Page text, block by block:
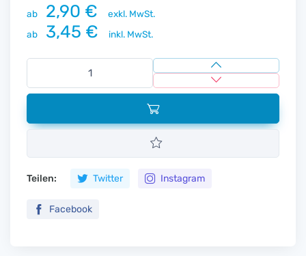
ab 2,90 €
exkl. MwSt.
ab
3,45 € inkl. MwSt.
Teilen: Twitter Instagram
Facebook